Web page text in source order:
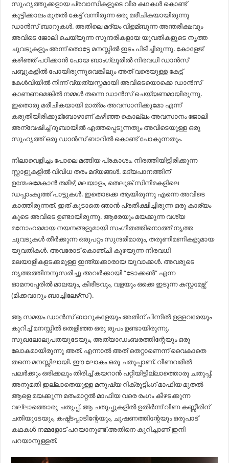
സുഹൃത്തുക്കളായ പ്രവാസികളുടെ വീര കഥകള്‍ കൊണ്ട്
കുട്ടിക്കാലം മുതല്‍ കേട്ട് വന്നിരുന്ന ഒരു മരീചികയായിരുന്നു
ഡാന്‍സ് ബാറുകള്‍. അതിലെ മദ്യം വിളമ്ബുന്ന അന്തരീക്ഷവും
അവിടെ ജോലി ചെയ്യുന്ന സുന്ദരികളായ യുവതികളുടെ നൃത്ത
ചുവടുകളും അന്ന് തൊട്ടേ മനസ്സില്‍ ഇടം പിടിച്ചിരുന്നൂ. കോളേജ്
കഴിഞ്ഞ് പഠിക്കാന്‍ പോയ ബാംഗ്ലൂരില്‍ നിരവധി ഡാന്‍സ്
പബ്ബുകളില്‍ പോയിരുന്നൂവെങ്കിലും അത്‌ വരെയുള്ള കേട്ട്
കേള്‍വിയില്‍ നിന്ന് വ്യത്യസ്തമായി അവിടെയൊക്കെ ഡാന്‍സ്
കാണണമെങ്കില്‍ നമ്മള്‍ തന്നെ ഡാന്‍സ് ചെയ്യണമായിരുന്നു.
ഇതൊരു മരീചികയായി മാത്രം അവസാനിക്കുമോ എന്ന്
കരുതിയിരിക്കുമ്ബോഴാണ് കഴിഞ്ഞ കൊല്ലം അവസാനം ജോലി
അന്വേഷിച്ച്‌ ദുബായില്‍ എത്തപ്പെടുന്നതും അവിടെയുള്ള ഒരു
സുഹൃത്ത് ഒരു ഡാന്‍സ് ബാറില്‍ കൊണ്ട് പോകുന്നതും.
നിലാവെളിച്ചം പോലെ മങ്ങിയ പ്രകാശം. നിരത്തിയിട്ടിരിക്കുന്ന
സ്റ്റാളുകളില്‍ വിവിധ തരം മദ്യങ്ങള്‍. മദ്യപാനത്തിന്
ഉന്മേഷമേകാന്‍ തമിഴ്, മലയാളം, തെലുങ്ക് സിനിമകളിലെ
ഡപ്പാംകൂത്ത് പാട്ടുകള്‍. ഇതൊക്കെ ആയിരുന്നു എന്നെ അവിടെ
കാത്തിരുന്നത്. ഇത് കൂടാതെ ഞാന്‍ പ്രതീക്ഷിച്ചിരുന്ന ഒരു കാര്യം
കൂടെ അവിടെ ഉണ്ടായിരുന്നു. ആരേയും മയക്കുന്ന വശ്യ
മനോഹരമായ നയനങ്ങളുമായി സംഗീതത്തിനൊത്ത് നൃത്ത
ചുവടുകള്‍ തീര്‍ക്കുന്ന ഒരുപറ്റം സുന്ദരിമാരും, തരുണിമണികളുമായ
യുവതികള്‍. അവരോട് കൊഞ്ചി കുഴയുന്ന നിരവധി
മലയാളികളടക്കമുള്ള ഇന്ത്യക്കാരായ യുവാക്കള്‍. അവരുടെ
നൃത്തത്തിനനുസരിച്ചു അവര്‍ക്കായി “ടോക്കണ്‍” എന്ന
ഓമനപ്പേരില്‍ മാലയും, കിരീടവും, വളയും ഒക്കെ ഇടുന്ന കസ്റ്റമേഴ്സ്
(മിക്കവാറും ബാച്ചിലേഴ്‌സ് ).
ആ സമയം ഡാന്‍സ് ബാറുകളേയും അതിന് പിന്നില്‍ ഉള്ളവരേയും
കുറിച്ച്‌ മനസ്സില്‍ തെളിഞ്ഞ ഒരു രൂപം ഉണ്ടായിരുന്നു.
സുഖലോലുപതയുടേയും, അത്യാഡംബരത്തിന്റേയും ഒരു
ലോകമായിരുന്നൂ അത്. എന്നാല്‍ അത് തെറ്റാണെന്ന് വൈകാതെ
തന്നെ മനസ്സിലായി. ഈ ലോകം ഒരു ചതുപ്പാണ്. വീണവരില്‍
പലര്‍ക്കും ഒരിക്കലും തിരിച്ച്‌ കയറാന്‍ പറ്റിയിട്ടില്ലാത്തൊരു ചതുപ്പ്.
അനുമതി ഇല്ലാതെയുള്ള മനുഷ്യ റിക്രൂട്ടിംഗ് മാഫിയ മുതല്‍
ആളെ മയക്കുന്ന മതംമാറ്റല്‍ മാഫിയ വരെ രംഗം കീഴടക്കുന്ന
വല്ലാത്തൊരു ചതുപ്പ്. ആ ചതുപ്പുകളില്‍ ഉതിര്‍ന്ന് വീണ കണ്ണീരിന്
ചതിയുടേയും, കഷ്ട്ടപ്പാടിന്റേയും, ചൂഷണത്തിന്റേയും ഒരുപാട്
കഥകള്‍ നമ്മളോട് പറയാനുണ്ട്.അതിനെ കുറിച്ചാണ് ഇനി
പറയാനുള്ളത്.